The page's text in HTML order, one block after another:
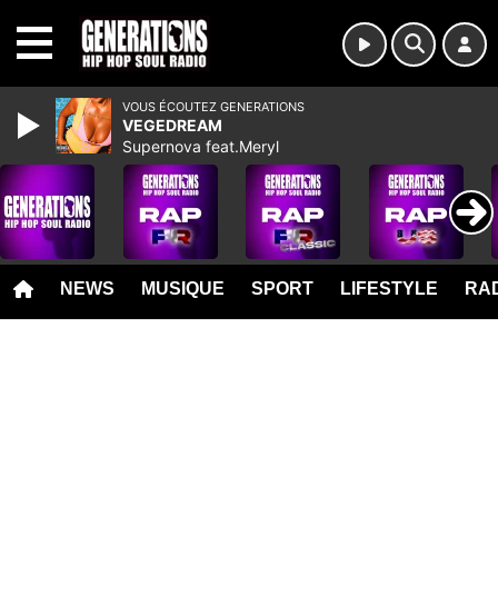
NEWS MUSIQUE SPORT LIFESTYLE
VOUS ÉCOUTEZ GENERATIONS
VEGEDREAM
Supernova feat.Meryl